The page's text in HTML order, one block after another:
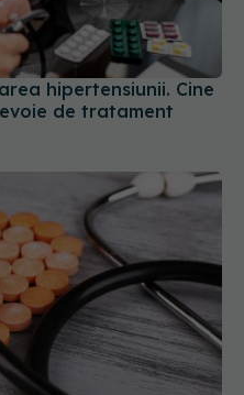
hipertensiunii. Cine
de tratament
Ce trebuie să știi
colesterolul